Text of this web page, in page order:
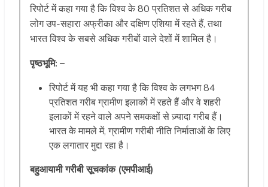
रिपोर्ट में कहा गया है कि विश्व के 80 प्रतिशत से अधिक गरीब
लोग उप-सहारा अफ्रीका और दक्षिण एशिया में रहते हैं, तथा
भारत विश्व के सबसे अधिक गरीबों वाले देशों में शामिल है।
पृष्ठभूमि: –
रिपोर्ट में यह भी कहा गया है कि विश्व के लगभग 84
प्रतिशत गरीब ग्रामीण इलाकों में रहते हैं और वे शहरी
इलाकों में रहने वाले अपने समकक्षों से ज़्यादा गरीब हैं।
भारत के मामले में, ग्रामीण गरीबी नीति निर्माताओं के लिए
एक लगातार मुद्दा रहा है।
बहुआयामी गरीबी सूचकांक (एमपीआई)